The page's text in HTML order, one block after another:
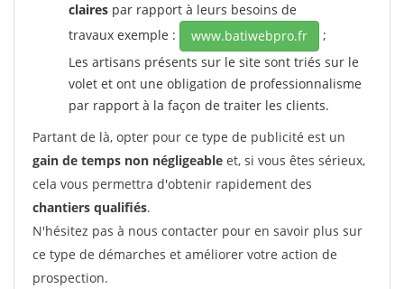
claires par rapport à leurs besoins de
travaux exemple :
www.batiwebpro.fr
;
Les artisans présents sur le site sont triés sur le
volet et ont une obligation de professionnalisme
par rapport à la façon de traiter les clients.
Partant de là, opter pour ce type de publicité est un
gain de temps non négligeable et, si vous êtes sérieux,
cela vous permettra d'obtenir rapidement des
chantiers qualifiés.
N'hésitez pas à nous contacter pour en savoir plus sur
ce type de démarches et améliorer votre action de
prospection.